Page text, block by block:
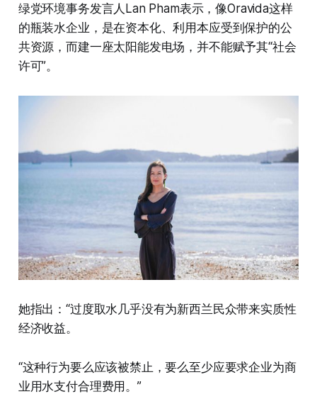
绿党环境事务发言人Lan Pham表示，像Oravida这样
的瓶装水企业，是在资本化、利用本应受到保护的公
共资源，而建一座太阳能发电场，并不能赋予其“社会
许可”。
她指出：“过度取水几乎没有为新西兰民众带来实质性
经济收益。
“这种行为要么应该被禁止，要么至少应要求企业为商
业用水支付合理费用。”